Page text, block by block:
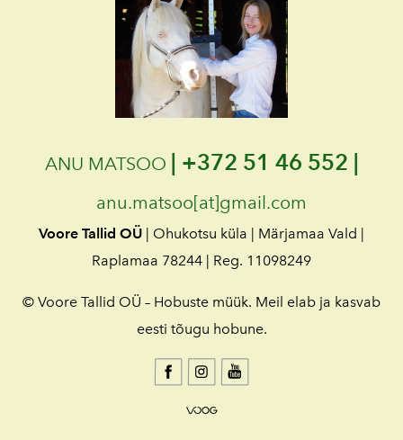
ANU MATSOO | +372 51 46 552 |
anu.matsoo[at]gmail.com
Voore Tallid OÜ | Ohukotsu küla | Märjamaa Vald |
Raplamaa 78244 | Reg. 11098249
© Voore Tallid OÜ – Hobuste müük. Meil elab ja kasvab
eesti tõugu hobune.